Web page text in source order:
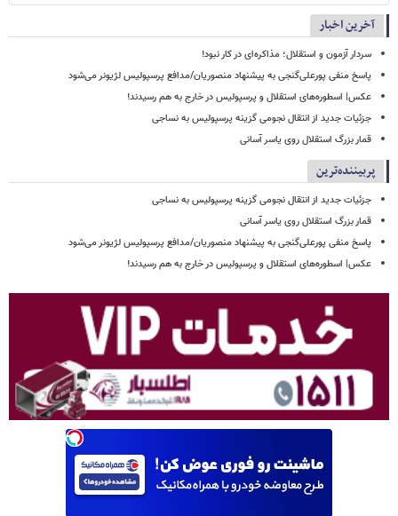
آخرین اخبار
سردار آزمون و استقلال؛ مذاکره‌ای در کار نبود!
پاسخ منفی پورعلی‌گنجی به پیشنهاد منصوریان/مدافع پرسپولیس لژیونر می‌شود
عکس| اسطوره‌های استقلال و پرسپولیس در خارج به هم رسیدند!
جزئیات جدید از انتقال نجومی گزینه پرسپولیس به نساجی
قمار بزرگ استقلال روی یاسر آسانی
پربیننده‌ترین
جزئیات جدید از انتقال نجومی گزینه پرسپولیس به نساجی
قمار بزرگ استقلال روی یاسر آسانی
پاسخ منفی پورعلی‌گنجی به پیشنهاد منصوریان/مدافع پرسپولیس لژیونر می‌شود
عکس| اسطوره‌های استقلال و پرسپولیس در خارج به هم رسیدند!